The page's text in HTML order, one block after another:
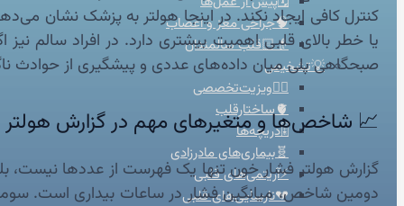
🧠جراحی مغز و اعصاب
👴🏻قلب سالمندان
💡تشخیص
👨‍⚕️ویزیت‌تخصصی
🫀ساختارقلب
🎚️دریچه‌ها
🧬بیماری‌های مادرزادی
⚡آریتمی‌های قلبی
💔نارسایی‌های قلبی
یا خطر بالای قلبی اهمیت بیشتری دارد. در افراد سالم
صبحگاهی پلی میان داده‌های عددی و پیشگیری از حوادث
📈 شاخص‌ها و متغیرهای مهم در گزارش
دومین شاخص، میانگین فشار در ساعات بیداری است.